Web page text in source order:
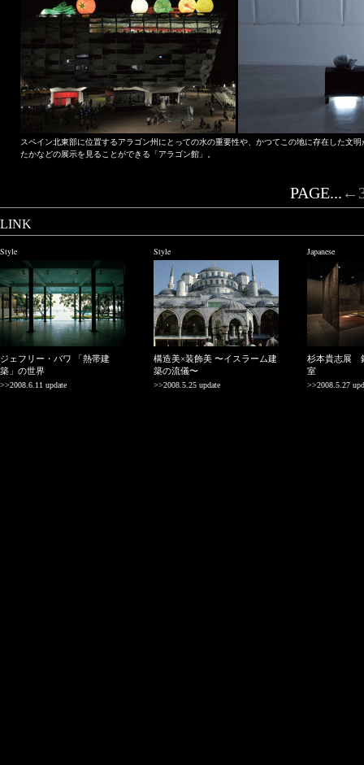
スペイン北東部に位置するアラゴン州にとっての水の重要性や、かつてこの地に存在した文
たかなどの展示を見ることができる「アラゴン館」。
PAGE... ←
LINK
Style
ジェフリー・バワ 「熱帯建
築」の世界
>>2008.6.11 update
Style
構造美×装飾美 〜イスラーム建
築の流儀〜
>>2008.5.25 update
Japanese
杉本貴志展
室
>>2008.5.27